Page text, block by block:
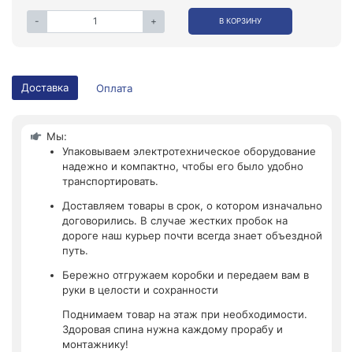
- + В КОРЗИНУ
Доставка Оплата
Мы:
Упаковываем электротехническое оборудование
надежно и компактно, чтобы его было удобно
транспортировать.
Доставляем товары в срок, о котором изначально
договорились. В случае жестких пробок на
дороге наш курьер почти всегда знает объездной
путь.
Бережно отгружаем коробки и передаем вам в
руки в целости и сохранности
Поднимаем товар на этаж при необходимости.
Здоровая спина нужна каждому прорабу и
монтажнику!